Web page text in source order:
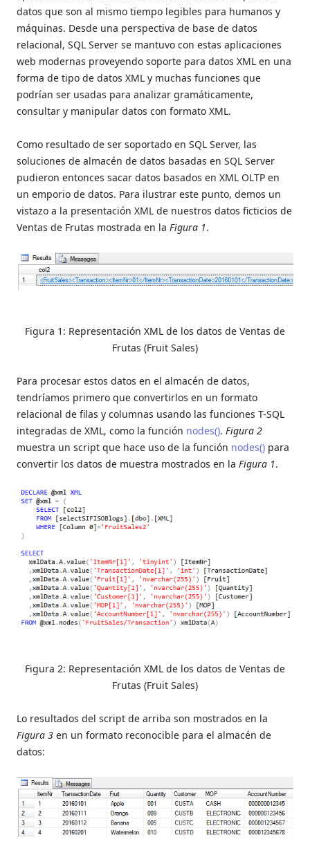
datos que son al mismo tiempo legibles para humanos y
máquinas. Desde una perspectiva de base de datos
relacional, SQL Server se mantuvo con estas aplicaciones
web modernas proveyendo soporte para datos XML en una
forma de tipo de datos XML y muchas funciones que
podrían ser usadas para analizar gramáticamente,
consultar y manipular datos con formato XML.
Como resultado de ser soportado en SQL Server, las
soluciones de almacén de datos basadas en SQL Server
pudieron entonces sacar datos basados en XML OLTP en
un emporio de datos. Para ilustrar este punto, demos un
vistazo a la presentación XML de nuestros datos ficticios de
Ventas de Frutas mostrada en la Figura 1.
Figura 1: Representación XML de los datos de Ventas de
Frutas (Fruit Sales)
Para procesar estos datos en el almacén de datos,
tendríamos primero que convertirlos en un formato
relacional de filas y columnas usando las funciones T-SQL
integradas de XML, como la función nodes(). Figura 2
muestra un script que hace uso de la función nodes() para
convertir los datos de muestra mostrados en la Figura 1.
Figura 2: Representación XML de los datos de Ventas de
Frutas (Fruit Sales)
Lo resultados del script de arriba son mostrados en la
Figura 3 en un formato reconocible para el almacén de
datos: